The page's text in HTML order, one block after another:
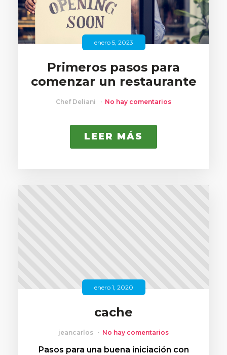
enero 5, 2023
Primeros pasos para
comenzar un restaurante
Chef Deliani No hay comentarios
LEER MÁS
enero 1, 2020
cache
jeancarlos No hay comentarios
Pasos para una buena iniciación con